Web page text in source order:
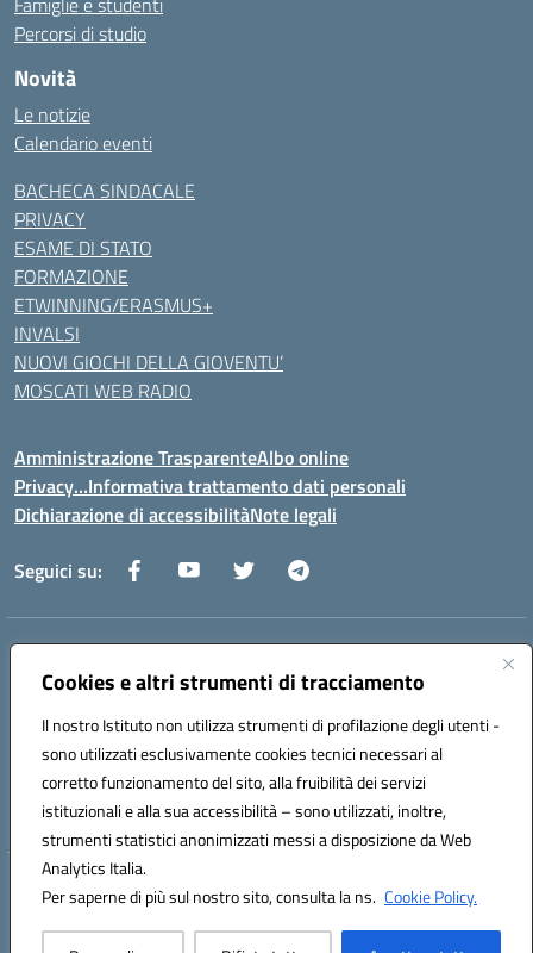
Cookies e altri strumenti di tracciamento
Il nostro Istituto non utilizza strumenti di profilazione degli utenti -
sono utilizzati esclusivamente cookies tecnici necessari al
corretto funzionamento del sito, alla fruibilità dei servizi
istituzionali e alla sua accessibilità – sono utilizzati, inoltre,
strumenti statistici anonimizzati messi a disposizione da Web
Analytics Italia.
Per saperne di più sul nostro sito, consulta la ns. Cookie Policy.
Percorsi di studio
Novità
Le notizie
Calendario eventi
BACHECA SINDACALE
PRIVACY
ESAME DI STATO
FORMAZIONE
ETWINNING/ERASMUS+
INVALSI
NUOVI GIOCHI DELLA GIOVENTU’
MOSCATI WEB RADIO
Amministrazione TrasparenteAlbo online
Privacy…Informativa trattamento dati personali
Dichiarazione di accessibilitàNote legali
Seguici su:
Indirizzo:
Centralino:089 201032 Email:saic88800v@istruzione.it
Codice fiscale: 80028930651
Codice meccanografico:
saic88800v
Codice unico di fatturazione (CUF): UFLEGP
Hosting & Powered by 3D Solution S.r.l.
Concept & Design by Designers Italia